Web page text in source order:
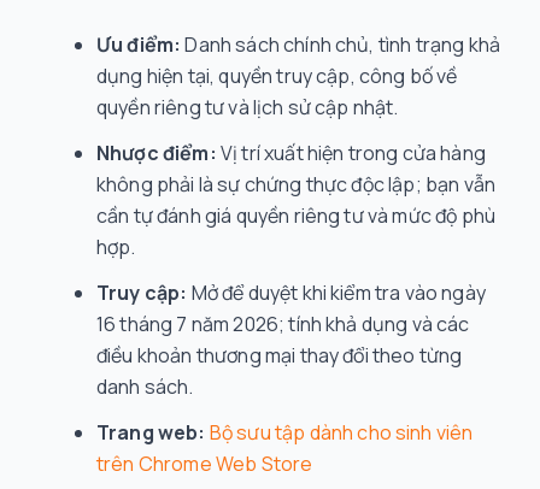
Ưu điểm: Danh sách chính chủ, tình trạng khả
dụng hiện tại, quyền truy cập, công bố về
quyền riêng tư và lịch sử cập nhật.
Nhược điểm: Vị trí xuất hiện trong cửa hàng
không phải là sự chứng thực độc lập; bạn vẫn
cần tự đánh giá quyền riêng tư và mức độ phù
hợp.
Truy cập: Mở để duyệt khi kiểm tra vào ngày
16 tháng 7 năm 2026; tính khả dụng và các
điều khoản thương mại thay đổi theo từng
danh sách.
Trang web: Bộ sưu tập dành cho sinh viên
trên Chrome Web Store